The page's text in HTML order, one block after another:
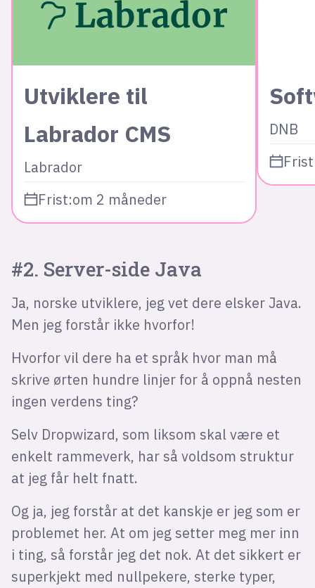
Utviklere til
Labrador CMS
Labrador
Frist:om 2 måneder
DNB
#2. Server-side Java
Ja, norske utviklere, jeg vet dere elsker Java.
Men jeg forstår ikke hvorfor!
Hvorfor vil dere ha et språk hvor man må
skrive ørten hundre linjer for å oppnå nesten
ingen verdens ting?
Selv Dropwizard, som liksom skal være et
enkelt rammeverk, har så voldsom struktur
at jeg får helt fnatt.
Og ja, jeg forstår at det kanskje er jeg som er
problemet her. At om jeg setter meg mer inn
i ting, så forstår jeg det nok. At det sikkert er
superkjekt med nullpekere, sterke typer,